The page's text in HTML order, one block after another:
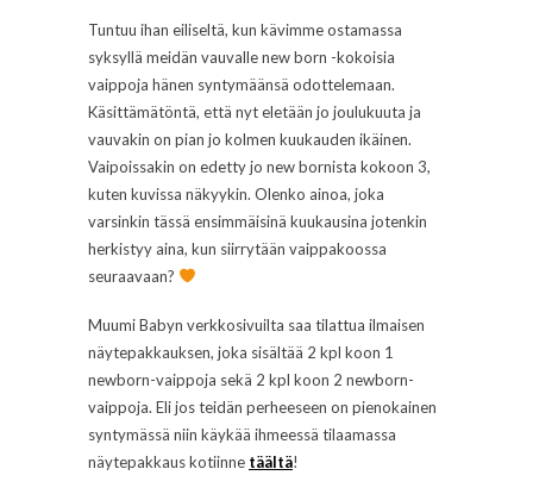
Tuntuu ihan eiliseltä, kun kävimme ostamassa
syksyllä meidän vauvalle new born -kokoisia
vaippoja hänen syntymäänsä odottelemaan.
Käsittämätöntä, että nyt eletään jo joulukuuta ja
vauvakin on pian jo kolmen kuukauden ikäinen.
Vaipoissakin on edetty jo new bornista kokoon 3,
kuten kuvissa näkyykin. Olenko ainoa, joka
varsinkin tässä ensimmäisinä kuukausina jotenkin
herkistyy aina, kun siirrytään vaippakoossa
seuraavaan?
Muumi Babyn verkkosivuilta saa tilattua ilmaisen
näytepakkauksen, joka sisältää 2 kpl koon 1
newborn-vaippoja sekä 2 kpl koon 2 newborn-
vaippoja. Eli jos teidän perheeseen on pienokainen
syntymässä niin käykää ihmeessä tilaamassa
näytepakkaus kotiinne täältä!